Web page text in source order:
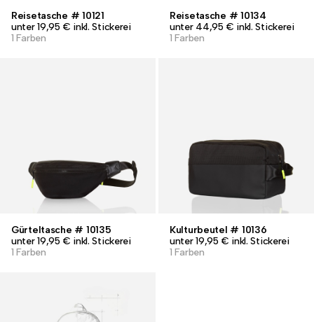
Reisetasche # 10121
unter 19,95 € inkl. Stickerei
1 Farben
Reisetasche # 10134
unter 44,95 € inkl. Stickerei
1 Farben
Gürteltasche # 10135
unter 19,95 € inkl. Stickerei
1 Farben
Kulturbeutel # 10136
unter 19,95 € inkl. Stickerei
1 Farben